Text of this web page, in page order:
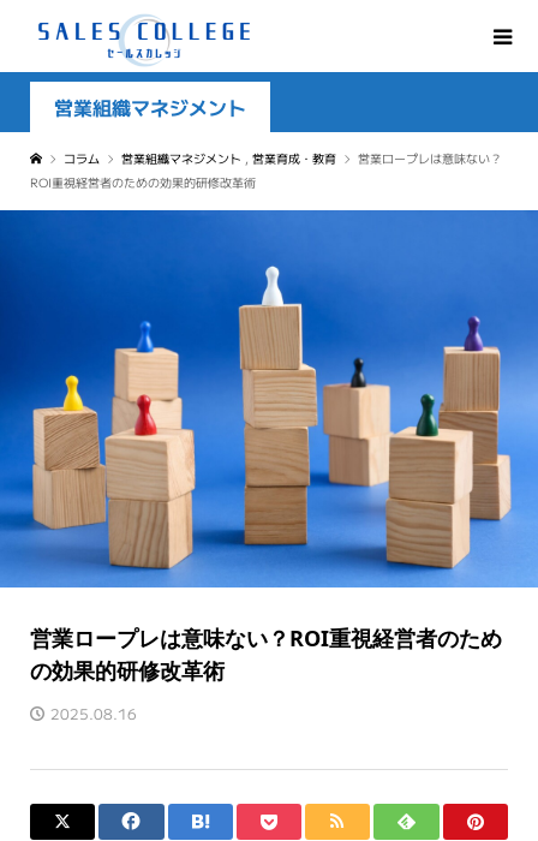
営業組織マネジメント
コラム 営業組織マネジメント , 営業育成・教育
営業ロープレは意味ない？
ROI重視経営者のための効果的研修改革術
営業ロープレは意味ない？ROI重視経営者のため
の効果的研修改革術
2025.08.16